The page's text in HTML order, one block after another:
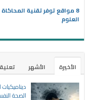
8 مواقع توفر تقنية
العلوم
الأخيرة الأشهر
الصحة